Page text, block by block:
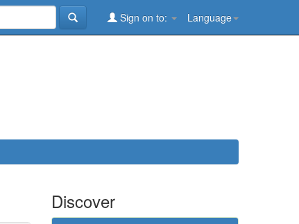
Language
Sign on to:
Discover